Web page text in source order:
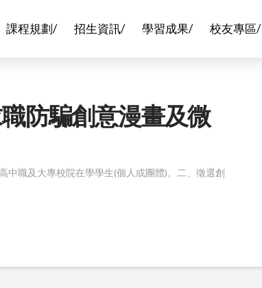
課程規劃/ 招生資訊/ 學習成果/ 校友專區/
防騙創意漫畫及微
中職及大專校院在學學生(個人或團體)。二、徵選創